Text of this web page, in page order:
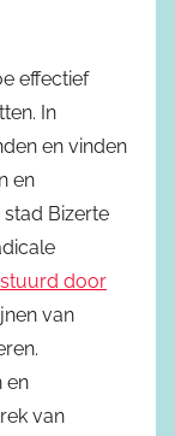
effectief
In
en vinden
en
stad Bizerte
door
van
en
van